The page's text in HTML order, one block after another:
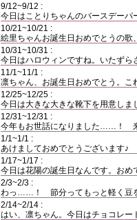
9/12~9/12 :
今日はことりちゃんのバースデー
10/21~10/21 :
絵里ちゃんお誕生日おめでとうの歌
10/31~10/31 :
今日はハロウィンですね。いたず
11/1~11/1 :
凛ちゃん、お誕生日おめでとう。
12/25~12/25 :
今日は大きな大きな靴下を用意し
12/31~12/31 :
今年もお世話になりました……！
1/1~1/1 :
あけましておめでとうございます
1/17~1/17 :
今日は花陽の誕生日なんです。おめ
2/3~2/3 :
わっ……！ 節分ってもっと軽く豆
2/14~2/14 :
はい、凛ちゃん。今日はチョコレー